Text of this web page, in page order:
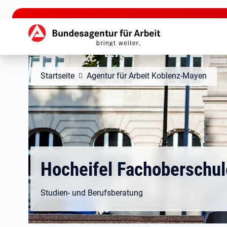
zu den Hauptinhalten springen
Hauptnavigation
Startseite Agentur für Arbeit Koblenz-Mayen
Hocheifel
Studien- und Berufsberatung